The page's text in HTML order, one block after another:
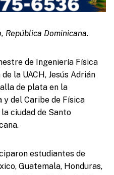
República Dominicana.
de Ingeniería Física
la UACH, Jesús Adrián
de plata en la
y del Caribe de Física
ciudad de Santo
estudiantes de
Guatemala, Honduras,